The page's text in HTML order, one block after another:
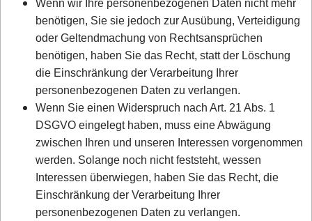
benötigen, Sie sie jedoch zur Ausübung, Verteidigung
oder Geltendmachung von Rechtsansprüchen
benötigen, haben Sie das Recht, statt der Löschung
die Einschränkung der Verarbeitung Ihrer
personenbezogenen Daten zu verlangen.
Wenn Sie einen Widerspruch nach Art. 21 Abs. 1
DSGVO eingelegt haben, muss eine Abwägung
zwischen Ihren und unseren Interessen vorgenommen
werden. Solange noch nicht feststeht, wessen
Interessen überwiegen, haben Sie das Recht, die
Einschränkung der Verarbeitung Ihrer
personenbezogenen Daten zu verlangen.